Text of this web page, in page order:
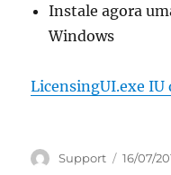
Instale agora
Windows
LicensingUI.exe IU
Autor
Support 16/07/